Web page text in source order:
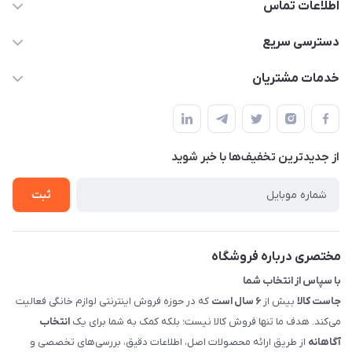
اطلاعات تماس
09398557137
سمت چپ (فروشگاه صوتی عباسی) - "تحویل حضوری فقط با
هماهنگی"
دسترسی سریع
لیست محصولات
حساب کاربری
تماس با ما
خدمات مشتریان
راهنما
پرسش های شما
شرایط و ضوابط گارانتی
روش های بازگرداندن کالا
از جدید‌ترین تخفیف‌ها با‌ خبر شوید
ثبت
مختصری درباره فروشگاه
با سپاس از انتخاب شما
جاست کالا بیش از ۶ سال است
که در حوزه فروش اینترنتی لوازم خانگی فعالیت
می‌کند. هدف ما تنها فروش کالا نیست؛ بلکه کمک به شما برای یک انتخاب
آگاهانه از طریق ارائه محصولات اصل، اطلاعات دقیق، بررسی‌های تخصصی و